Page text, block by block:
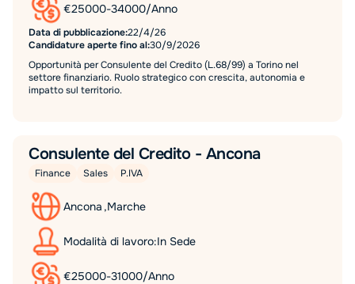
€25000-34000/Anno
Data di pubblicazione:22/4/26
Candidature aperte fino al:30/9/2026
Opportunità per Consulente del Credito (L.68/99) a Torino nel
settore finanziario. Ruolo strategico con crescita, autonomia e
impatto sul territorio.
Consulente del Credito - Ancona
Finance Sales P.IVA
Ancona ,Marche
Modalità di lavoro:In Sede
€25000-31000/Anno